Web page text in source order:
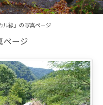
ル線」の写真ページ
ページ